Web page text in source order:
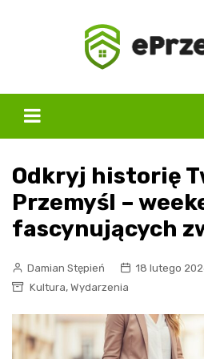
Odkryj historię
Przemyśl –
fascynujących
Damian Stępień
18 lutego
Kultura, Wydarzenia